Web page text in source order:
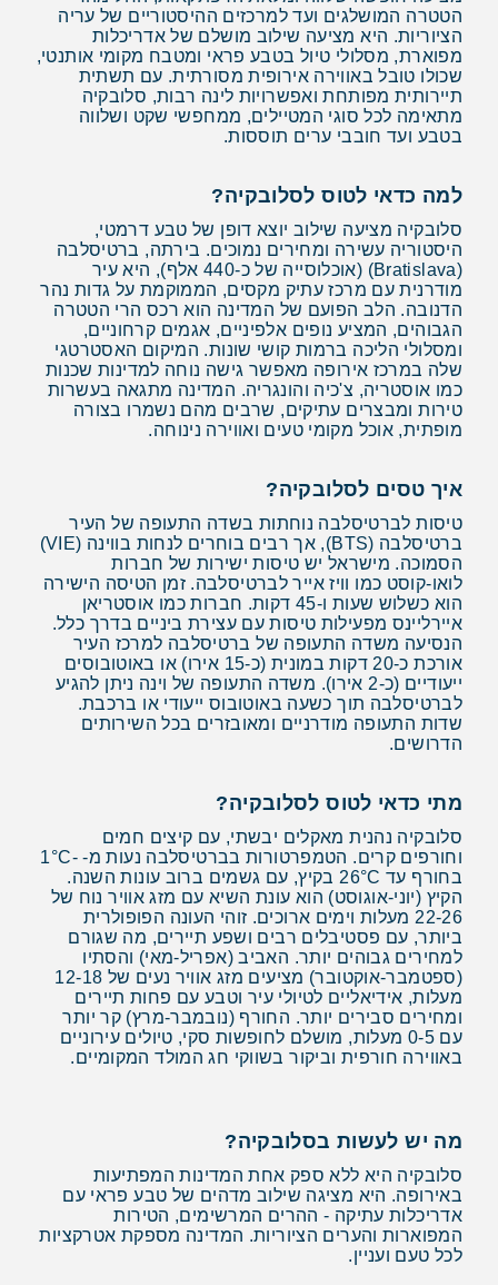
הטטרה המושלגים ועד למרכזים ההיסטוריים של עריה
הציוריות. היא מציעה שילוב מושלם של אדריכלות
מפוארת, מסלולי טיול בטבע פראי ומטבח מקומי אותנטי,
שכולו טובל באווירה אירופית מסורתית. עם תשתית
תיירותית מפותחת ואפשרויות לינה רבות, סלובקיה
מתאימה לכל סוגי המטיילים, ממחפשי שקט ושלווה
בטבע ועד חובבי ערים תוססות.
למה כדאי לטוס לסלובקיה?
סלובקיה מציעה שילוב יוצא דופן של טבע דרמטי,
היסטוריה עשירה ומחירים נמוכים. בירתה, ברטיסלבה
(Bratislava) (אוכלוסייה של כ-440 אלף), היא עיר
מודרנית עם מרכז עתיק מקסים, הממוקמת על גדות נהר
הדנובה. הלב הפועם של המדינה הוא רכס הרי הטטרה
הגבוהים, המציע נופים אלפיניים, אגמים קרחוניים,
ומסלולי הליכה ברמות קושי שונות. המיקום האסטרטגי
שלה במרכז אירופה מאפשר גישה נוחה למדינות שכנות
כמו אוסטריה, צ'כיה והונגריה. המדינה מתגאה בעשרות
טירות ומבצרים עתיקים, שרבים מהם נשמרו בצורה
מופתית, אוכל מקומי טעים ואווירה נינוחה.
איך טסים לסלובקיה?
טיסות לברטיסלבה נוחתות בשדה התעופה של העיר
ברטיסלבה (BTS), אך רבים בוחרים לנחות בווינה (VIE)
הסמוכה. מישראל יש טיסות ישירות של חברות
לואו-קוסט כמו וויז אייר לברטיסלבה. זמן הטיסה הישירה
הוא כשלוש שעות ו-45 דקות. חברות כמו אוסטריאן
איירליינס מפעילות טיסות עם עצירת ביניים בדרך כלל.
הנסיעה משדה התעופה של ברטיסלבה למרכז העיר
אורכת כ-20 דקות במונית (כ-15 אירו) או באוטובוסים
ייעודיים (כ-2 אירו). משדה התעופה של וינה ניתן להגיע
לברטיסלבה תוך כשעה באוטובוס ייעודי או ברכבת.
שדות התעופה מודרניים ומאובזרים בכל השירותים
הדרושים.
מתי כדאי לטוס לסלובקיה?
סלובקיה נהנית מאקלים יבשתי, עם קיצים חמים
וחורפים קרים. הטמפרטורות בברטיסלבה נעות מ- -1°C
בחורף עד 26°C בקיץ, עם גשמים ברוב עונות השנה.
הקיץ (יוני-אוגוסט) הוא עונת השיא עם מזג אוויר נוח של
22-26 מעלות וימים ארוכים. זוהי העונה הפופולרית
ביותר, עם פסטיבלים רבים ושפע תיירים, מה שגורם
למחירים גבוהים יותר. האביב (אפריל-מאי) והסתיו
(ספטמבר-אוקטובר) מציעים מזג אוויר נעים של 12-18
מעלות, אידיאליים לטיולי עיר וטבע עם פחות תיירים
ומחירים סבירים יותר. החורף (נובמבר-מרץ) קר יותר
עם 0-5 מעלות, מושלם לחופשות סקי, טיולים עירוניים
באווירה חורפית וביקור בשווקי חג המולד המקומיים.
מה יש לעשות בסלובקיה?
סלובקיה היא ללא ספק אחת המדינות המפתיעות
באירופה. היא מציגה שילוב מדהים של טבע פראי עם
אדריכלות עתיקה - ההרים המרשימים, הטירות
המפוארות והערים הציוריות. המדינה מספקת אטרקציות
לכל טעם ועניין.